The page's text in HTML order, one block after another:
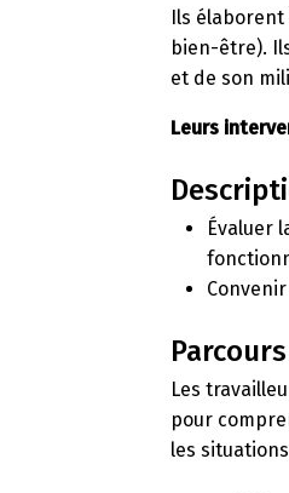
Ils élaborent
bien-être).
et de son
Leurs
Évaluer
Les
pour
les